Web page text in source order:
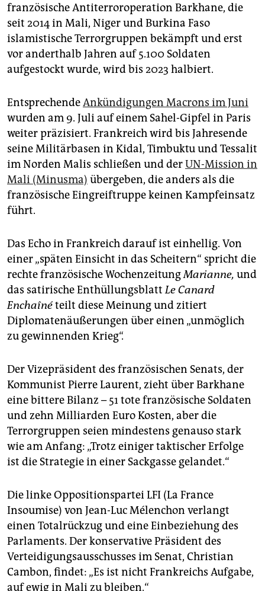
abo
genossenschaft
epaper login
französische Antiterroroperation Barkhane, die
seit 2014 in Mali, Niger und Burkina Faso
islamistische Terrorgruppen bekämpft und erst
vor anderthalb Jahren auf 5.100 Soldaten
aufgestockt wurde, wird bis 2023 halbiert.
EntsprechendeAnkündigungen Macrons im Juni
wurden am 9. Juli auf einem Sahel-Gipfel in Paris
weiter präzisiert. Frankreich wird bis Jahresende
seine Militärbasen in Kidal, Timbuktu und Tessalit
im Norden Malis schließen und derUN-Mission in
Mali (Minusma) übergeben, die anders als die
französische Eingreiftruppe keinen Kampfeinsatz
führt.
Das Echo in Frankreich darauf ist einhellig. Von
einer „späten Einsicht in das Scheitern“ spricht die
rechte französische WochenzeitungMarianne, und
das satirische EnthüllungsblattLe Canard
Enchaînéteilt diese Meinung und zitiert
Diplomatenäußerungen über einen „unmöglich
zu gewinnenden Krieg“.
Der Vizepräsident des französischen Senats, der
Kommunist Pierre Laurent, zieht über Barkhane
eine bittere Bilanz – 51 tote französische Soldaten
und zehn Milliarden Euro Kosten, aber die
Terrorgruppen seien mindestens genauso stark
wie am Anfang: „Trotz einiger taktischer Erfolge
ist die Strategie in einer Sackgasse gelandet.“
Die linke Oppositionspartei LFI (La France
Insoumise) von Jean-Luc Mélenchon verlangt
einen Totalrückzug und eine Einbeziehung des
Parlaments. Der konservative Präsident des
Verteidigungsausschusses im Senat, Christian
Cambon, findet: „Es ist nicht Frankreichs Aufgabe,
auf ewig in Mali zu bleiben.“